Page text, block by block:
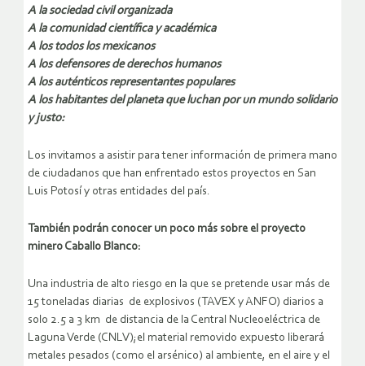
A la sociedad civil organizada
A la comunidad científica y académica
A los todos los mexicanos
A los defensores de derechos humanos
A los auténticos representantes populares
A los habitantes del planeta que luchan por un mundo solidario
y justo:
Los invitamos a asistir para tener información de primera mano
de ciudadanos que han enfrentado estos proyectos en San
Luis Potosí y otras entidades del país.
También podrán conocer un poco más sobre el proyecto
minero Caballo Blanco:
Una industria de alto riesgo en la que se pretende usar más de
15 toneladas diarias de explosivos (TAVEX y ANFO) diarios a
solo 2.5 a 3 km de distancia de la Central Nucleoeléctrica de
Laguna Verde (CNLV);el material removido expuesto liberará
metales pesados (como el arsénico) al ambiente, en el aire y el